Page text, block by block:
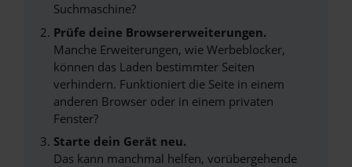
Suchmaschine?
Prüfe deine Browsererweiterungen.
Manche Erweiterungen, wie Werbeblocker,
können das Laden bestimmter Seiten
verhindern. Funktioniert die Seite in einem
anderen Browser oder in einem privaten
Fenster?
Starte dein Gerät neu.
Das kann manchmal helfen, vorübergehende